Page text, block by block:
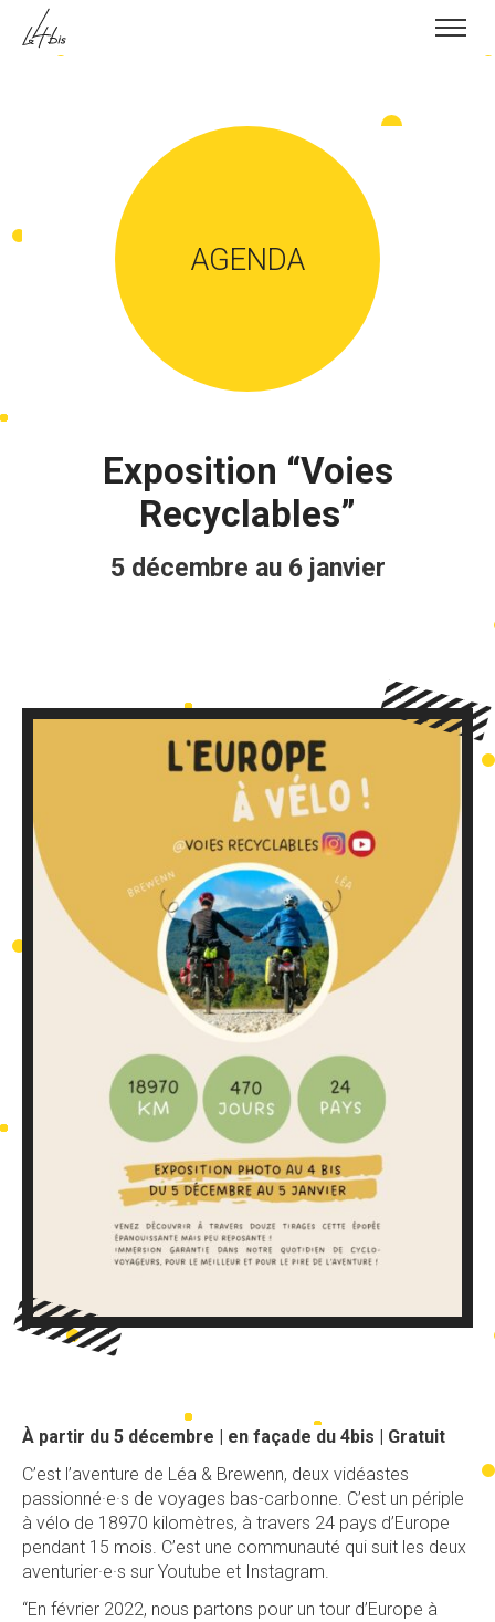
Skip to content
AGENDA
Exposition “Voies
Recyclables”
5 décembre au 6 janvier
À partir du 5 décembre | en façade du 4bis | Gratuit
C’est l’aventure de Léa & Brewenn, deux vidéastes
passionné·e·s de voyages bas-carbonne. C’est un périple
à vélo de 18970 kilomètres, à travers 24 pays d’Europe
pendant 15 mois. C’est une communauté qui suit les deux
aventurier·e·s sur Youtube et Instagram.
“En février 2022, nous partons pour un tour d’Europe à